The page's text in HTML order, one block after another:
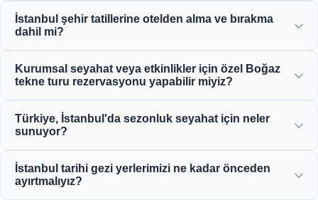
Camii, Rumeli Hisarı ve zarif Osmanlı konaklarının
İstanbul şehir tatillerine otelden alma ve bırakma
dahil mi?
konumdaki otellerden uygun otel alma ve bırakma hizmeti
Kurumsal seyahat veya etkinlikler için özel Boğaz
tekne turu rezervasyonu yapabilir miyiz?
etkinlikler ve özel Boğaz akşam yemeği gezileri sunarak
kurumsal seyahat yönetimi konusunda uzmanlaşmıştır.
Türkiye, İstanbul'da sezonluk seyahat için neler
sunuyor?
gezilerinden zengin mutfak turlarına kadar yılın 12 ayı
muhteşem cazibe merkezleri sunuyor.
İstanbul tarihi gezi yerlerimizi ne kadar önceden
ayırtmalıyız?